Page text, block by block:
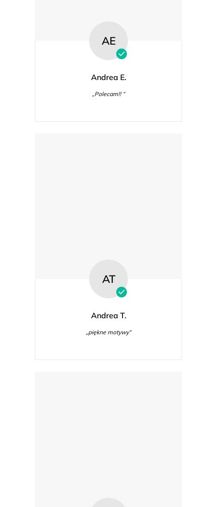
AE
Andrea E.
„Polecam!! “
AT
Andrea T.
„piękne motywy“